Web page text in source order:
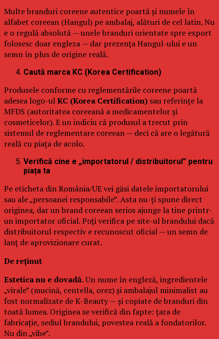
Multe branduri coreene autentice poartă și numele în
alfabet coreean (Hangul) pe ambalaj, alături de cel latin. Nu
e o regulă absolută — unele branduri orientate spre export
folosesc doar engleza — dar prezența Hangul-ului e un
semn în plus de origine reală.
Caută marca KC (Korea Certification)
Produsele conforme cu reglementările coreene poartă
adesea logo-ulKC (Korea Certification) sau referințe la
MFDS (autoritatea coreeană a medicamentelor și
cosmeticelor). E un indiciu că produsul a trecut prin
sistemul de reglementare coreean — deci că are o legătură
reală cu piața de acolo.
Verifică cine e „importatorul / distribuitorul” pentru
piața ta
Pe eticheta din România/UE vei găsi datele importatorului
sau ale „persoanei responsabile”. Asta nu-ți spune direct
originea, dar un brand coreean serios ajunge la tine printr-
un importator oficial. Poți verifica pe site-ul brandului dacă
distribuitorul respectiv e recunoscut oficial — un semn de
lanț de aprovizionare curat.
De reținut
Estetica nu e dovadă.Un nume în engleză, ingredientele
„virale” (mucină, centella, orez) și ambalajul minimalist au
fost normalizate de K-Beauty — și copiate de branduri din
toată lumea. Originea se verifică din fapte: țara de
fabricație, sediul brandului, povestea reală a fondatorilor.
Nu din „vibe”.